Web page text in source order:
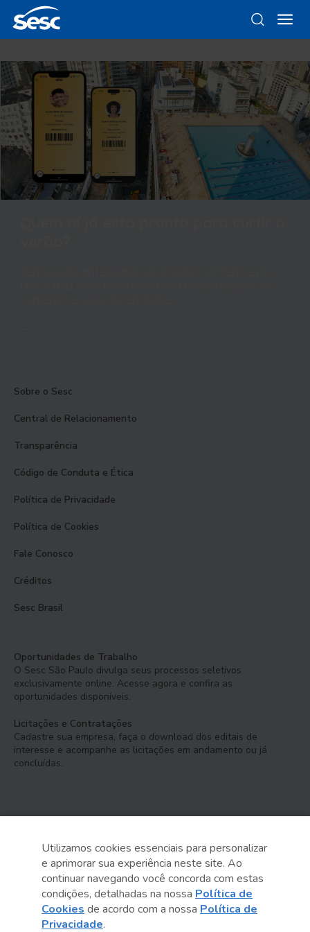
Sobre o Sesc
Central de Relacionamento
Transparência
Código de Conduta e Ética
Política de Privacidade
Política de Cookies
Fale Conosco
Créditos
Sesc Brasil
Oportunidades de Trabalho
O Sesc São Paulo divulga seus processos seletivos
exclusivamente online. Acesse agora e confira as
oportunidades disponíveis.
Licitações e Contratações
Cadastre sua empresa, faça o download dos editais de
interesse e acompanhe as licitações em andamento ou já
concluídas.
Serviço Social do Comércio
Administração Regional no Estado de São Paulo
Sesc São Paulo por aí:
Utilizamos cookies essenciais para personalizar
e aprimorar sua experiência neste site. Ao
continuar navegando você concorda com estas
condições, detalhadas na nossa Política de
Cookies de acordo com a nossa Política de
Privacidade.